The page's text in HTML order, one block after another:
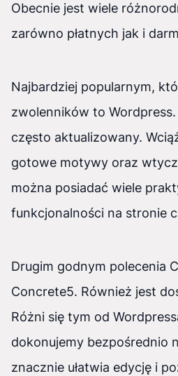
Obecnie jest wiele
zarówno płatnych jak i
Najbardziej popularnym,
zwolenników to Wordpress.
często aktualizowany.
gotowe motywy oraz
można posiadać wiele
funkcjonalności na stronie
Drugim godnym polecenia
Concrete5. Również jest
Różni się tym od
dokonujemy bezpośrednio
znacznie ułatwia edycję i